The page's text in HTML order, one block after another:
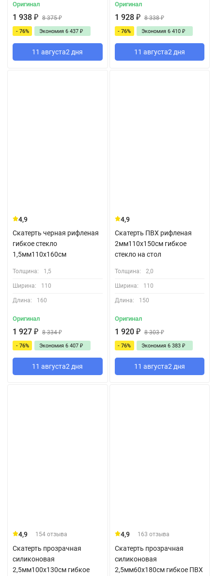
Оригинал
1 938 ₽ 8 375₽
- 76% Экономия 6 437 ₽
11 августа2 дня
Оригинал
1 928 ₽ 8 338₽
- 76% Экономия 6 410 ₽
11 августа2 дня
4,9
Скатерть черная рифленая
гибкое стекло
1,5мм110x160см
Толщина: 1,5
Ширина: 110
Длина: 160
Оригинал
1 927 ₽ 8 334₽
- 76% Экономия 6 407 ₽
11 августа2 дня
4,9
Скатерть ПВХ рифленая
2мм110x150см гибкое
стекло на стол
Толщина: 2,0
Ширина: 110
Длина: 150
Оригинал
1 920 ₽ 8 303₽
- 76% Экономия 6 383 ₽
11 августа2 дня
4,9 154 отзыва
Скатерть прозрачная
силиконовая
2,5мм100x130см гибкое
4,9 163 отзыва
Скатерть прозрачная
силиконовая
2,5мм60x180см гибкое ПВХ